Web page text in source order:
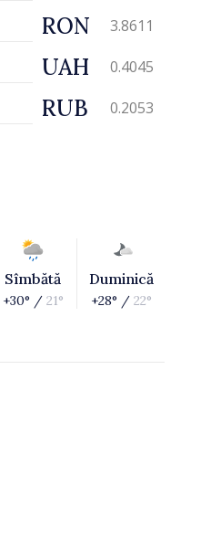
RON 3.8611
UAH 0.4045
RUB 0.2053
Sîmbătă
+30° / 21°
Duminică
+28° / 22°